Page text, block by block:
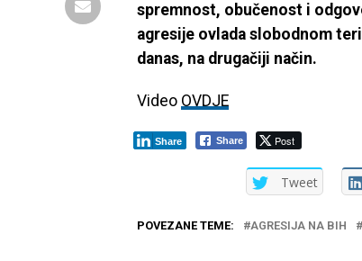
spremnost, obučenost i
agresije ovlada slobodnom
danas, na drugačiji način.
Video OVDJE
Share Post
Share
Tweet
POVEZANE TEME: AGRESIJA NA BIH